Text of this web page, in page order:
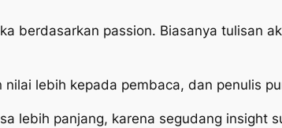
berdasarkan passion. Biasanya tulisan
nilai lebih kepada pembaca, dan penulis
lebih panjang, karena segudang insight